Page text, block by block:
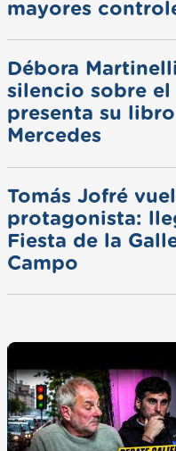
mayores
Débora
silencio sobre el
presenta su
Mercedes
Tomás Jofré
protagonista:
Fiesta de la
Campo